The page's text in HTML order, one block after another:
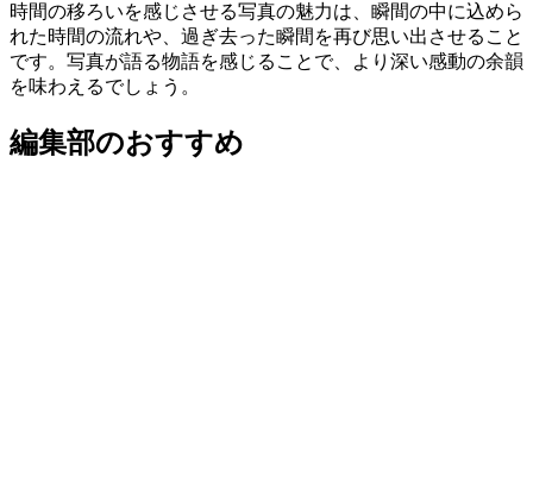
時間の移ろいを感じさせる写真の魅力は、瞬間の中に込めら
れた時間の流れや、過ぎ去った瞬間を再び思い出させること
です。写真が語る物語を感じることで、より深い感動の余韻
を味わえるでしょう。
編集部のおすすめ